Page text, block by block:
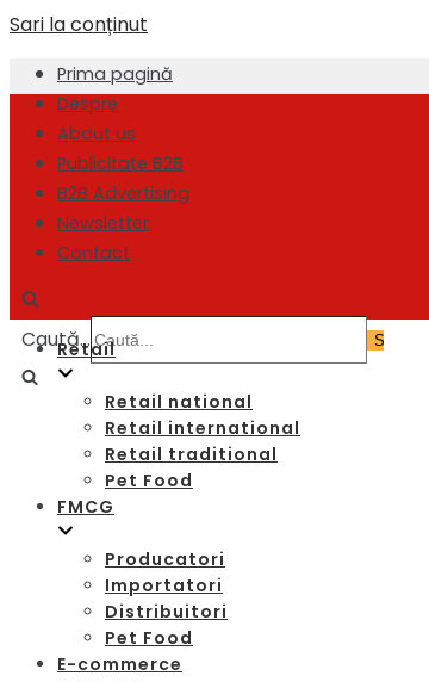
Sari la conținut
Prima pagină
Despre
About us
Publicitate B2B
B2B Advertising
Newsletter
Contact
Caută...
Retail
Retail national
Retail international
Retail traditional
Pet Food
FMCG
Producatori
Importatori
Distribuitori
Pet Food
E-commerce